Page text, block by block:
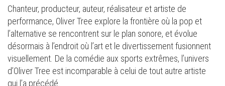
Chanteur, producteur, auteur, réalisateur et artiste de
performance, Oliver Tree explore la frontière où la pop et
l’alternative se rencontrent sur le plan sonore, et évolue
désormais à l’endroit où l’art et le divertissement fusionnent
visuellement. De la comédie aux sports extrêmes, l’univers
d’Oliver Tree est incomparable à celui de tout autre artiste
qui l’a précédé.